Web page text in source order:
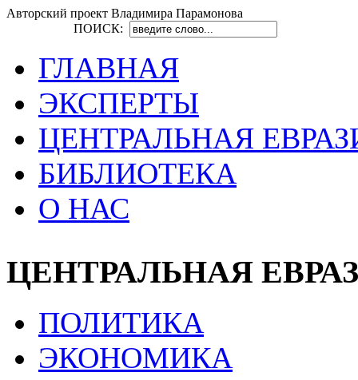
Авторский проект Владимира Парамонова
ПОИСК:
ГЛАВНАЯ
ЭКСПЕРТЫ
ЦЕНТРАЛЬНАЯ
БИБЛИОТЕКА
О НАС
ЦЕНТРАЛЬНАЯ
ПОЛИТИКА
ЭКОНОМИКА